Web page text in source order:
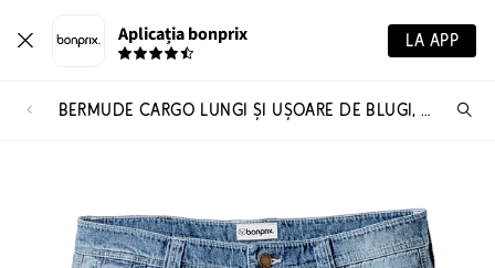
Aplicația bonprix LA APP
BERMUDE CARGO LUNGI ȘI UȘOARE DE BLUGI, RELAXED FIT